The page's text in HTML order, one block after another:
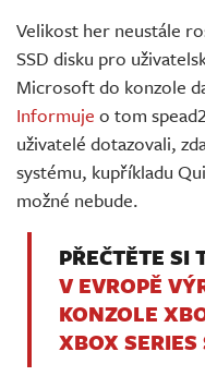
Velikost her neustále
SSD disku pro
Microsoft do konzole
Informuje o tom
uživatelé dotazovali,
systému, kupříkladu
možné nebude.
PŘEČTĚTE SI
V EVROPĚ
KONZOLE
XBOX SERIES